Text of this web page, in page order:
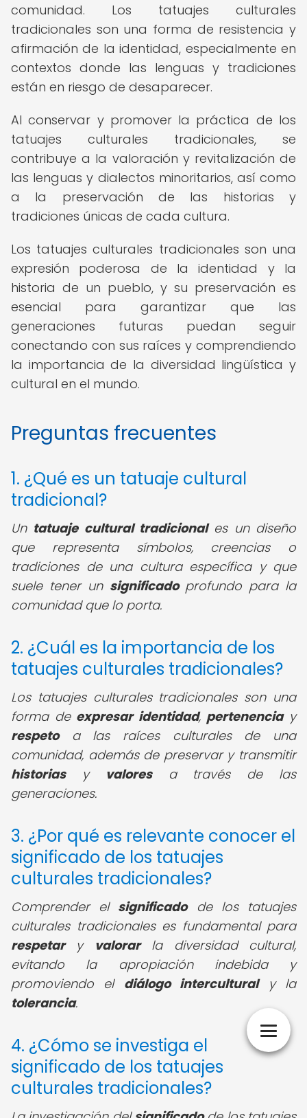
comunidad. Los tatuajes culturales
tradicionales son una forma de resistencia y
afirmación de la identidad, especialmente en
contextos donde las lenguas y tradiciones
están en riesgo de desaparecer.
Al conservar y promover la práctica de los
tatuajes culturales tradicionales, se
contribuye a la valoración y revitalización de
las lenguas y dialectos minoritarios, así como
a la preservación de las historias y
tradiciones únicas de cada cultura.
Los tatuajes culturales tradicionales son una
expresión poderosa de la identidad y la
historia de un pueblo, y su preservación es
esencial para garantizar que las
generaciones futuras puedan seguir
conectando con sus raíces y comprendiendo
la importancia de la diversidad lingüística y
cultural en el mundo.
Preguntas frecuentes
1. ¿Qué es un tatuaje cultural
tradicional?
Un tatuaje cultural tradicionales un diseño
que representa símbolos, creencias o
tradiciones de una cultura específica y que
suele tener un significadoprofundo para la
comunidad que lo porta.
2. ¿Cuál es la importancia de los
tatuajes culturales tradicionales?
Los tatuajes culturales tradicionales son una
forma de expresar identidad, pertenenciay
respetoa las raíces culturales de una
comunidad, además de preservar y transmitir
historiasy valoresa través de las
generaciones.
3. ¿Por qué es relevante conocer el
significado de los tatuajes
culturales tradicionales?
Comprender el significadode los tatuajes
culturales tradicionales es fundamental para
respetary valorarla diversidad cultural,
evitando la apropiación indebida y
promoviendo el diálogo interculturaly la
tolerancia.
4. ¿Cómo se investiga el
significado de los tatuajes
culturales tradicionales?